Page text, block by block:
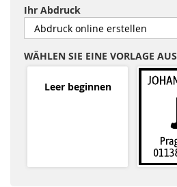
Ihr Abdruck
WÄHLEN SIE EINE VORLAGE AUS
Leer beginnen